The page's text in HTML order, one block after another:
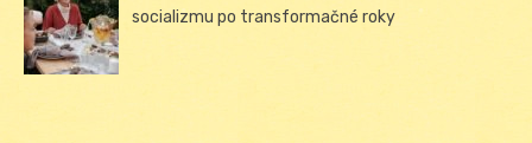
socializmu po transformačné roky